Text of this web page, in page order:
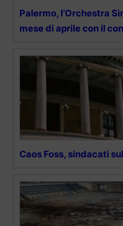
Palermo, l’Orchestra
mese di aprile con il
Caos Foss, sindacati